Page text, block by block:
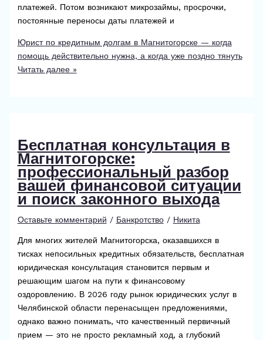
платежей. Потом возникают микрозаймы, просрочки,
постоянные переносы даты платежей и
Юрист по кредитным долгам в Магнитогорске — когда
помощь действительно нужна, а когда уже поздно тянуть
Читать далее »
Бесплатная консультация в
Магнитогорске:
профессиональный разбор
вашей финансовой ситуации
и поиск законного выхода
Оставьте комментарий / Банкротство/ Никита
Для многих жителей Магнитогорска, оказавшихся в
тисках непосильных кредитных обязательств, бесплатная
юридическая консультация становится первым и
решающим шагом на пути к финансовому
оздоровлению. В 2026 году рынок юридических услуг в
Челябинской области перенасыщен предложениями,
однако важно понимать, что качественный первичный
прием — это не просто рекламный ход, а глубокий